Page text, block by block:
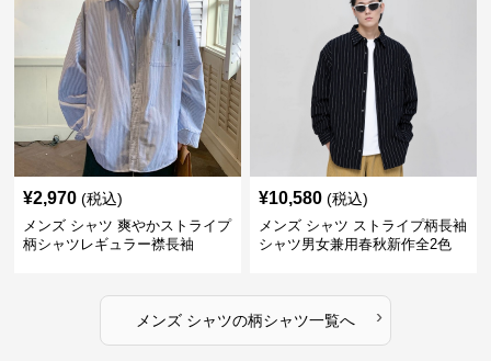
¥2,970 (税込)
メンズ シャツ 爽やかストライプ
柄シャツレギュラー襟長袖
¥10,580 (税込)
メンズ シャツ ストライプ柄長袖
シャツ男女兼用春秋新作全2色
メンズ シャツの柄シャツ一覧へ ›